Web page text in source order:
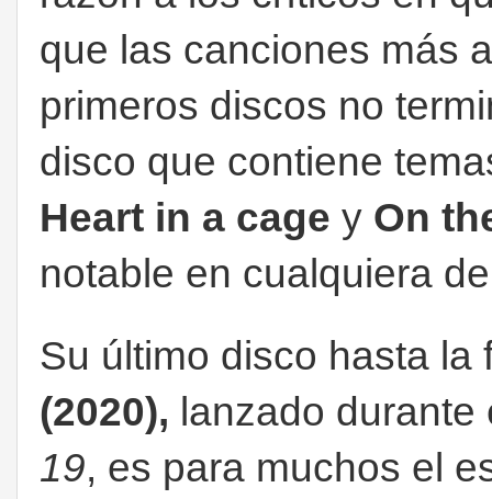
que las canciones más
primeros discos no
disco que contiene
Heart in a cage y On
notable en cualquiera
Su último disco hasta
(2020), lanzado
19, es para muchos el